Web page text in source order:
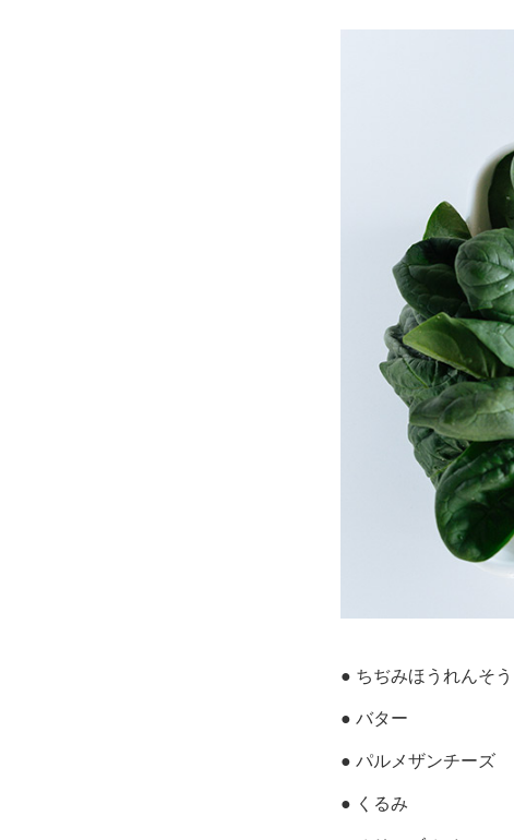
● ちぢみほうれんそう
● バター
● パルメザンチーズ
● くるみ